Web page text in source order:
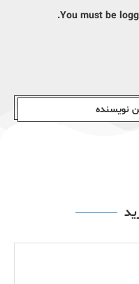
You must be
نویسندە